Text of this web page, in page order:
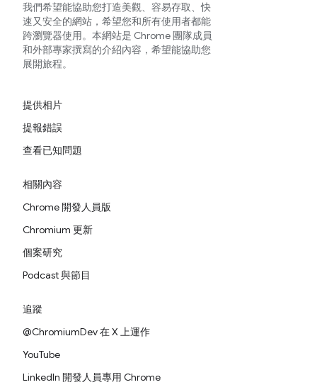
我們希望能協助您打造美觀、容易存取、快
速又安全的網站，希望您和所有使用者都能
跨瀏覽器使用。本網站是 Chrome 團隊成員
和外部專家撰寫的介紹內容，希望能協助您
展開旅程。
提供相片
提報錯誤
查看已知問題
相關內容
Chrome 開發人員版
Chromium 更新
個案研究
Podcast 與節目
追蹤
@ChromiumDev 在 X 上運作
YouTube
LinkedIn 開發人員專用 Chrome